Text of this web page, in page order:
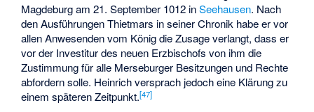
Magdeburg am 21. September 1012 inSeehausen. Nach
den Ausführungen Thietmars in seiner Chronik habe er vor
allen Anwesenden vom König die Zusage verlangt, dass er
vor der Investitur des neuen Erzbischofs von ihm die
Zustimmung für alle Merseburger Besitzungen und Rechte
abfordern solle. Heinrich versprach jedoch eine Klärung zu
einem späteren Zeitpunkt.[47]